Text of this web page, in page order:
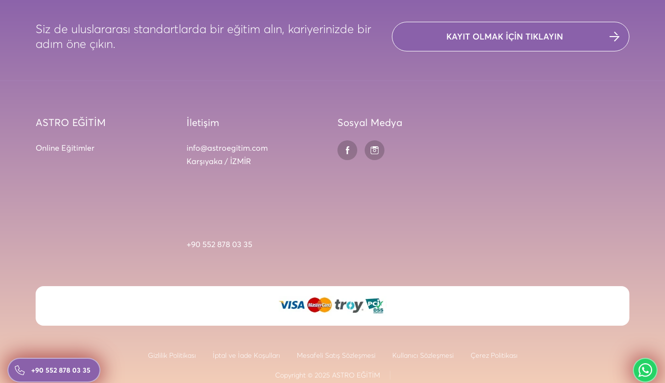
Siz de uluslararası standartlarda bir eğitim alın, kariyerinizde bir
adım öne çıkın.
KAYIT OLMAK İÇİN TIKLAYIN
ASTRO EĞİTİM
Online Eğitimler
İletişim
info@astroegitim.com
Karşıyaka / İZMİR
+90 552 878 03 35
Sosyal Medya
Gizlilik Politikası İptal ve İade Koşulları Mesafeli Satış Sözleşmesi Kullanıcı Sözleşmesi Çerez Politikası
Copyright © 2025 ASTRO EĞİTİM
+90 552 878 03 35